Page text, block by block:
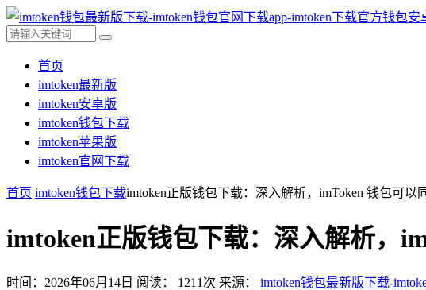
首页
imtoken最新版
imtoken安卓版
imtoken钱包下载
imtoken苹果版
imtoken官网下载
首页 imtoken钱包下载imtoken正版钱包下载：深入解析，imToken 钱包可以
imtoken正版钱包下载：深入解析，
时间：2026年06月14日 阅读： 1211 次 来源： imtoken钱包最新版下载-